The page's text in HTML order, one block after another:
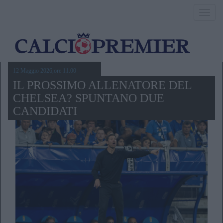
12 Maggio 2026,ore 11.00
IL PROSSIMO ALLENATORE DEL
CHELSEA? SPUNTANO DUE
CANDIDATI